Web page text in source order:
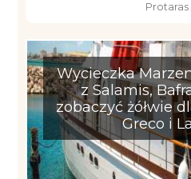
Protaras
Wycieczka
z Salamis,
zobaczyć żółwie
Greco i